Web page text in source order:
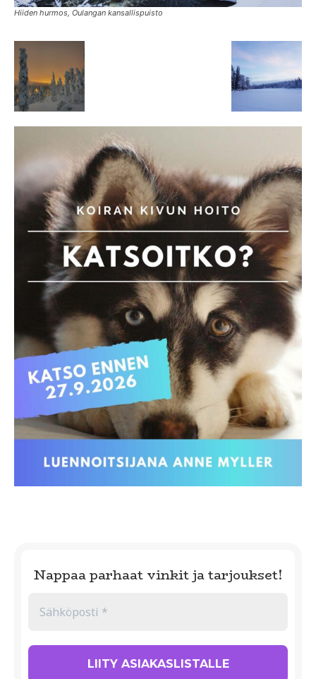
Hiiden hurmos, Oulangan kansallispuisto
Nappaa parhaat vinkit ja tarjoukset!